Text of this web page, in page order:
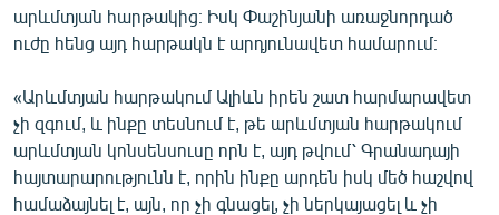
արևմտյան հարթակից։ Իսկ Փաշինյանի առաջնորդած
ուժը հենց այդ հարթակն է արդյունավետ համարում։
«Արևմտյան հարթակում Ալիևն իրեն շատ հարմարավետ
չի զգում, և ինքը տեսնում է, թե արևմտյան հարթակում
արևմտյան կոնսենսուսը որն է, այդ թվում՝ Գրանադայի
հայտարարությունն է, որին ինքը արդեն իսկ մեծ հաշվով
համաձայնել է, այն, որ չի գնացել, չի ներկայացել և չի